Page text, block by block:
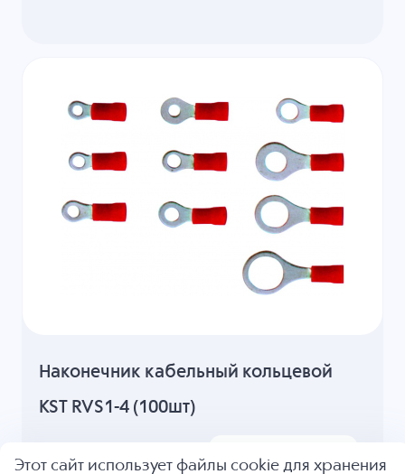
Наконечник кабельный кольцевой
KST RVS1-4 (100шт)
Уведомить
Этот сайт использует файлы cookie для хранения